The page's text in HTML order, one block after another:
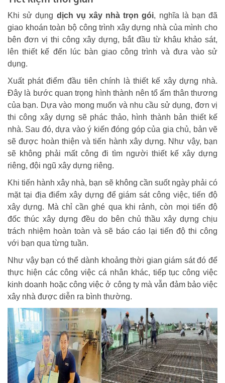
Khi sử dụng dịch vụ xây nhà trọn gói, nghĩa là bạn đã
giao khoán toàn bộ công trình xây dựng nhà của mình cho
bên đơn vị thi công xây dựng, bắt đầu từ khâu khảo sát,
lên thiết kế đến lúc bàn giao công trình và đưa vào sử
dụng.
Xuất phát điểm đầu tiên chính là thiết kế xây dựng nhà.
Đây là bước quan trọng hình thành nên tổ ấm thân thương
của bạn. Dựa vào mong muốn và nhu cầu sử dụng, đơn vị
thi công xây dựng sẽ phác thảo, hình thành bản thiết kế
nhà. Sau đó, dựa vào ý kiến đóng góp của gia chủ, bản vẽ
sẽ được hoàn thiện và tiến hành xây dựng. Như vậy, bạn
sẽ không phải mất công đi tìm người thiết kế xây dựng
riêng, đội ngũ xây dựng riêng.
Khi tiến hành xây nhà, bạn sẽ không cần suốt ngày phải có
mặt tại địa điểm xây dựng để giám sát công việc, tiến độ
xây dựng. Mà chỉ cần ghé qua khi rảnh, còn mọi tiến độ
đốc thúc xây dựng đều do bên chủ thầu xây dựng chịu
trách nhiệm hoàn toàn và sẽ báo cáo lại tiến độ thi công
với bạn qua từng tuần.
Như vậy bạn có thể dành khoảng thời gian giám sát đó để
thực hiện các công việc cá nhân khác, tiếp tục công việc
kinh doanh hoặc công việc ở công ty mà vẫn đảm bảo việc
xây nhà được diễn ra bình thường.